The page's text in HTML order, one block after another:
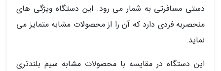
دستی مسافرتی به شمار می رود. این دستگاه ویژگی های
منحصربه فردی دارد که آن را از محصولات مشابه متمایز می
نماید.
این دستگاه در مقایسه با محصولات مشابه سیم بلندتری